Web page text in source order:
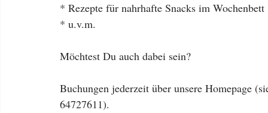
* Rezepte für nahrhafte Snacks im Wochenbett
* u.v.m.
Möchtest Du auch dabei sein?
Buchungen jederzeit über unsere Homepage
64727611).